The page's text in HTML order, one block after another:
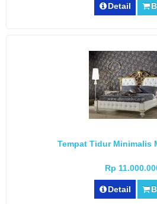
Detail
Tempat Tidur Minimalis
Rp
Detail